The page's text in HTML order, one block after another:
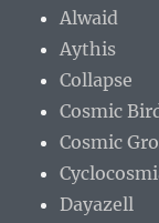
Alwaid
Aythis
Collapse
Cosmic
Cosmic
Dayazell